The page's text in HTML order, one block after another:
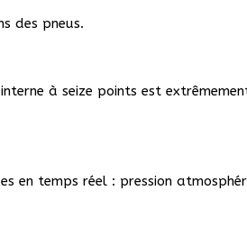
des pneus.
à seize points est
en temps réel : pression